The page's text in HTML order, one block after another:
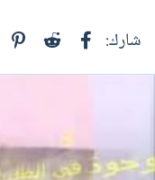
شارك: فيسبوك Reddit